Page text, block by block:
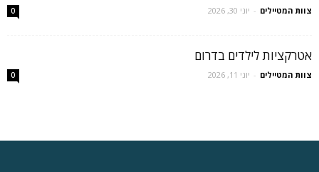
צוות המטיילים - יוני 30, 2026 0
אטרקציות לילדים בדרום
צוות המטיילים - יוני 11, 2026 0